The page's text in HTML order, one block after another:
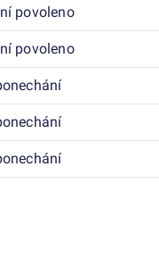
povoleno
povoleno